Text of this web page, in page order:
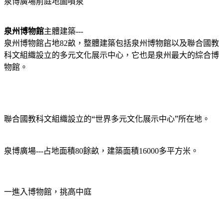
泉州博物館主體建築---
泉州博物館占地82畝，整體建築包括泉州博物館以及聯合國教
科文組織設立的多元文化展示中心，它也是泉州最大的綜合博
物館。
聯合國教科文組織設立的“世界多元文化展示中心”所在地。
泉博廣場---占地面積80餘畝，建築面積16000多平方米。
一進入博物館，挑高中庭